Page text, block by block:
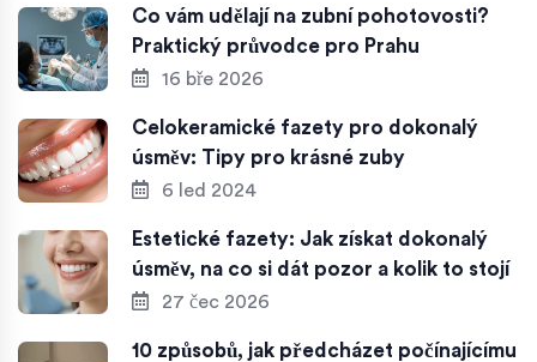
Co vám udělají na zubní pohotovosti?
Praktický průvodce pro Prahu
16 bře 2026
Celokeramické fazety pro dokonalý
úsměv: Tipy pro krásné zuby
6 led 2024
Estetické fazety: Jak získat dokonalý
úsměv, na co si dát pozor a kolik to stojí
27 čec 2026
10 způsobů, jak předcházet počínajícímu